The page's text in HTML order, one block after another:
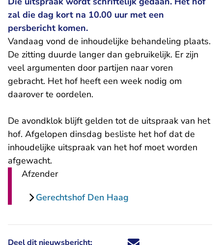
zal die dag kort na 10.00 uur met een
persbericht komen.
Vandaag vond de inhoudelijke behandeling plaats.
De zitting duurde langer dan gebruikelijk. Er zijn
veel argumenten door partijen naar voren
gebracht. Het hof heeft een week nodig om
daarover te oordelen.
De avondklok blijft gelden tot de uitspraak van het
hof. Afgelopen dinsdag besliste het hof datde
inhoudelijke uitspraak van het hof moet worden
afgewacht.
Afzender
Gerechtshof Den Haag
Deel dit nieuwsbericht: Deel dit nieuwsbericht via X -
Deel dit nieuwsbericht via
Deel dit nieuwsbericht
Deel dit